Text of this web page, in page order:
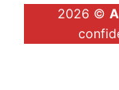
2026 ©